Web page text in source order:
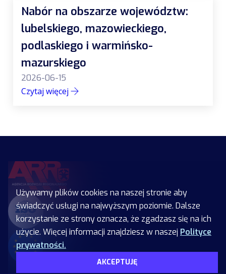
Nabór na obszarze województw:
lubelskiego, mazowieckiego,
podlaskiego i warmińsko-
mazurskiego
2026-06-15
Czytaj więcej
Używamy plików cookies na naszej stronie aby
świadczyć usługi na najwyższym poziomie. Dalsze
korzystanie ze strony oznacza, że zgadzasz się na ich
użycie. Więcej informacji znajdziesz w naszej Polityce
prywatności.
AKCEPTUJĘ